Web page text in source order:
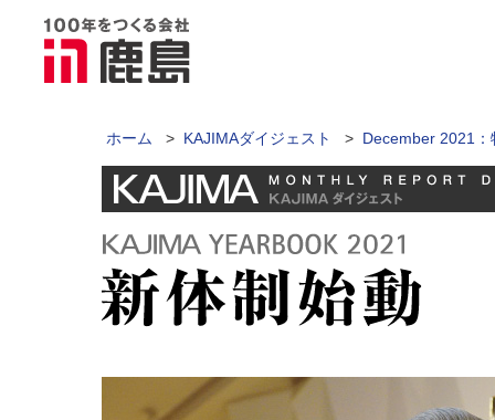
ホーム > KAJIMAダイジェスト > December 2021